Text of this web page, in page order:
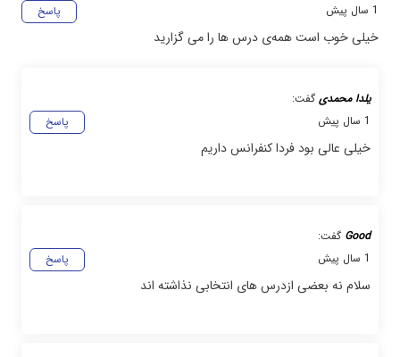
پاسخ
1 سال پیش
خیلی خوب است همه‌ی درس ها را می گزارید
یلدا محمدی گفت:
پاسخ
1 سال پیش
خیلی عالی بود فردا کنفرانس داریم
Good گفت:
پاسخ
1 سال پیش
سلام نه بعضی ازدرس های انتخابی نذاشته اند